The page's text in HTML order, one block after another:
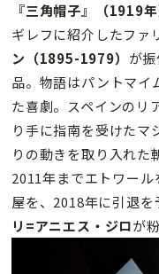
『三角帽子』（1919年
ギレフに紹介したファ
ン（1895-1979） が
品。物語はパントマイ
た喜劇。スペインのリ
り手に指南を受けたマ
りの動きを取り入れた
2011年までエトワール
屋を、2018年に引退
リ=アニエス・ジロが